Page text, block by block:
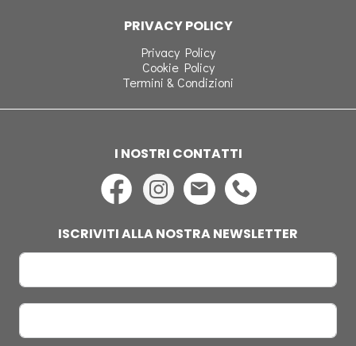
PRIVACY POLICY
Privacy Policy
Cookie Policy
Termini & Condizioni
I NOSTRI CONTATTI
ISCRIVITI ALLA NOSTRA NEWSLETTER